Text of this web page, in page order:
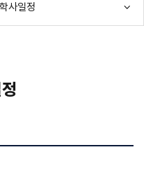
학사일정